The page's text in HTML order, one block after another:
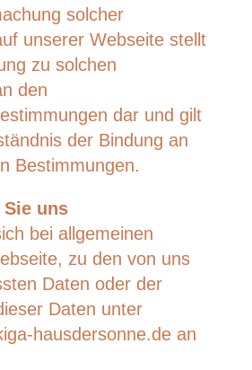
solcher
unserer Webseite stellt
zu solchen
den
dar und gilt
der Bindung an
Bestimmungen.
uns
bei allgemeinen
zu den von uns
Daten oder der
Daten unter
hausdersonne.de an